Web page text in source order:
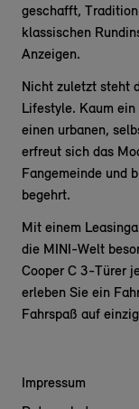
geschafft,
klassischen
Anzeigen.
Nicht zuletzt steht
Lifestyle. Kaum
einen urbanen,
erfreut sich das
Fangemeinde und
begehrt.
Mit einem
die MINI-Welt
Cooper C 3-Türer
erleben Sie ein
Fahrspaß auf
Impressum